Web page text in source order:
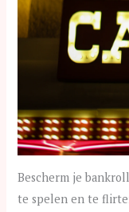
Bescherm je
te spelen en te